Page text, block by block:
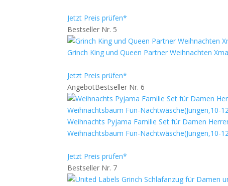
Jetzt Preis prüfen*
Bestseller Nr. 5
Grinch King und Queen Partner Weihnachten
Jetzt Preis prüfen*
AngebotBestseller Nr. 6
Weihnachts Pyjama Familie Set für Damen
Weihnachtsbaum Fun-Nachtwäsche(Jungen,10-
Jetzt Preis prüfen*
Bestseller Nr. 7